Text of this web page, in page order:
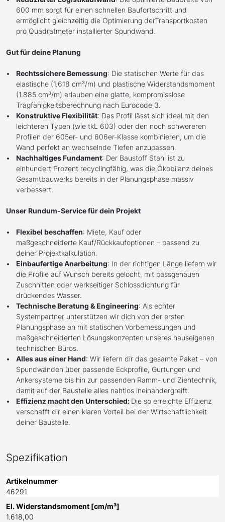
600 mm sorgt für einen schnellen Baufortschritt und
ermöglicht gleichzeitig die Optimierung derTransportkosten
pro Quadratmeter installierter Spundwand.
Gut für deine Planung
Rechtssichere Bemessung: Die statischen Werte für das
elastische (1.618 cm³/m) und plastische Widerstandsmoment
(1.885 cm³/m) erlauben eine glatte, kompromisslose
Tragfähigkeitsberechnung nach Eurocode 3.
Konstruktive Flexibilität: Das Profil lässt sich ideal mit den
leichteren Typen (wie tkL 603) oder den noch schwereren
Profilen der 605er- und 606er-Klasse kombinieren, um die
Wand perfekt an wechselnde Tiefen anzupassen.
Nachhaltiges Fundament: Der Baustoff Stahl ist zu
einhundert Prozent recyclingfähig, was die Ökobilanz deines
Gesamtbauwerks bereits in der Planungsphase massiv
verbessert.
Unser Rundum-Service für dein Projekt
Flexibel beschaffen: Miete, Kauf oder
maßgeschneiderte Kauf/Rückkaufoptionen – passend zu
deiner Projektkalkulation.
Einbaufertige Anarbeitung: In der richtigen Länge liefern wir
die Profile auf Wunsch bereits gelocht, mit passgenauen
Zuschnitten oder werkseitiger Schlossdichtung für
drückendes Wasser.
Technische Beratung & Engineering: Als echter
Systempartner unterstützen wir dich von der ersten
Planungsphase an mit statischen Vorbemessungen und
maßgeschneiderten Lösungskonzepten unseres hauseigenen
technischen Büros.
Alles aus einer Hand: Wir liefern dir das gesamte Paket – von
Spundwänden über passende Eckprofile, Gurtungen und
Ankersysteme bis hin zur passenden Ramm- und Ziehtechnik,
damit auf der Baustelle alles nahtlos ineinandergreift.
Effizienz macht den Unterschied: Die so erreichte Effizienz
verschafft dir einen klaren Vorteil bei der Wirtschaftlichkeit
deiner Baustelle.
Spezifikation
Artikelnummer
46291
El. Widerstandsmoment [cm/m³]
1.618,00